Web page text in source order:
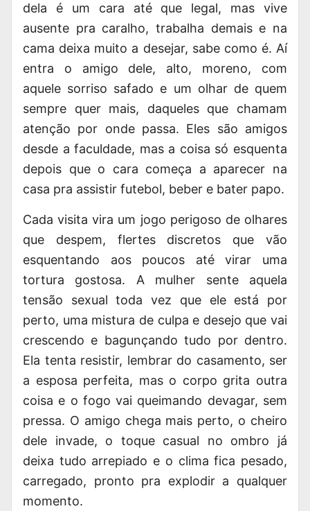
dela é um cara até que legal, mas vive
ausente pra caralho, trabalha demais e na
cama deixa muito a desejar, sabe como é. Aí
entra o amigo dele, alto, moreno, com
aquele sorriso safado e um olhar de quem
sempre quer mais, daqueles que chamam
atenção por onde passa. Eles são amigos
desde a faculdade, mas a coisa só esquenta
depois que o cara começa a aparecer na
casa pra assistir futebol, beber e bater papo.
Cada visita vira um jogo perigoso de olhares
que despem, flertes discretos que vão
esquentando aos poucos até virar uma
tortura gostosa. A mulher sente aquela
tensão sexual toda vez que ele está por
perto, uma mistura de culpa e desejo que vai
crescendo e bagunçando tudo por dentro.
Ela tenta resistir, lembrar do casamento, ser
a esposa perfeita, mas o corpo grita outra
coisa e o fogo vai queimando devagar, sem
pressa. O amigo chega mais perto, o cheiro
dele invade, o toque casual no ombro já
deixa tudo arrepiado e o clima fica pesado,
carregado, pronto pra explodir a qualquer
momento.